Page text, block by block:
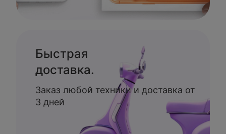
Быстрая
доставка.
Заказ любой техники и доставка от
3 дней